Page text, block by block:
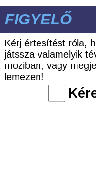
FIGYELŐ
Kérj értesítést róla,
játssza valamelyik
moziban, vagy
lemezen!